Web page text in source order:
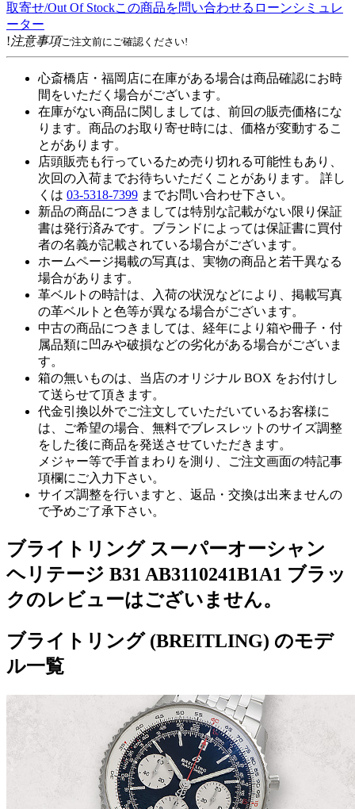
取寄せ/Out Of Stockこの商品を問い合わせる ローンシミュレ
ーター
!注意事項ご注文前にご確認ください!
心斎橋店・福岡店に在庫がある場合は商品確認にお時
間をいただく場合がございます。
在庫がない商品に関しましては、前回の販売価格にな
ります。商品のお取り寄せ時には、価格が変動するこ
とがあります。
店頭販売も行っているため売り切れる可能性もあり、
次回の入荷までお待ちいただくことがあります。 詳し
くは 03-5318-7399 までお問い合わせ下さい。
新品の商品につきましては特別な記載がない限り保証
書は発行済みです。ブランドによっては保証書に買付
者の名義が記載されている場合がございます。
ホームページ掲載の写真は、実物の商品と若干異なる
場合があります。
革ベルトの時計は、入荷の状況などにより、掲載写真
の革ベルトと色等が異なる場合がございます。
中古の商品につきましては、経年により箱や冊子・付
属品類に凹みや破損などの劣化がある場合がございま
す。
箱の無いものは、当店のオリジナル BOX をお付けし
て送らせて頂きます。
代金引換以外でご注文していただいているお客様に
は、ご希望の場合、無料でブレスレットのサイズ調整
をした後に商品を発送させていただきます。
メジャー等で手首まわりを測り、ご注文画面の特記事
項欄にご入力下さい。
サイズ調整を行いますと、返品・交換は出来ませんの
で予めご了承下さい。
ブライトリング スーパーオーシャン
ヘリテージ B31 AB3110241B1A1 ブラッ
クのレビューはございません。
ブライトリング (BREITLING) のモデ
ル一覧